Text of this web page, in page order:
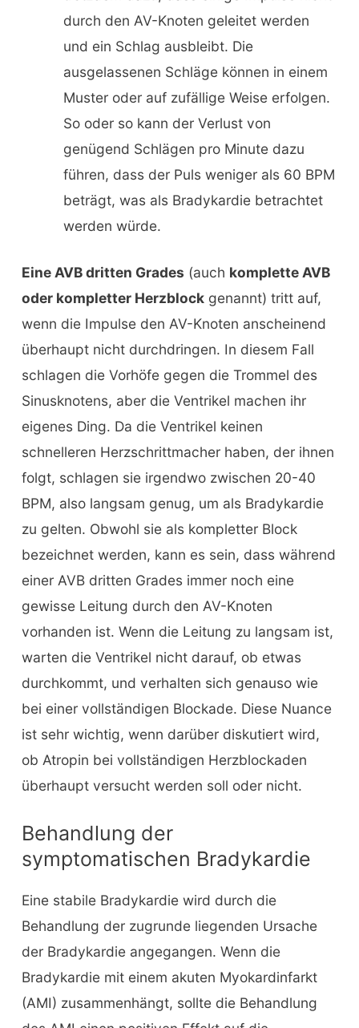
durch den AV-Knoten geleitet werden
und ein Schlag ausbleibt. Die
ausgelassenen Schläge können in einem
Muster oder auf zufällige Weise erfolgen.
So oder so kann der Verlust von
genügend Schlägen pro Minute dazu
führen, dass der Puls weniger als 60 BPM
beträgt, was als Bradykardie betrachtet
werden würde.
Eine AVB dritten Grades (auch komplette AVB
oder kompletter Herzblockgenannt) tritt auf,
wenn die Impulse den AV-Knoten anscheinend
überhaupt nicht durchdringen. In diesem Fall
schlagen die Vorhöfe gegen die Trommel des
Sinusknotens, aber die Ventrikel machen ihr
eigenes Ding. Da die Ventrikel keinen
schnelleren Herzschrittmacher haben, der ihnen
folgt, schlagen sie irgendwo zwischen 20-40
BPM, also langsam genug, um als Bradykardie
zu gelten. Obwohl sie als kompletter Block
bezeichnet werden, kann es sein, dass während
einer AVB dritten Grades immer noch eine
gewisse Leitung durch den AV-Knoten
vorhanden ist. Wenn die Leitung zu langsam ist,
warten die Ventrikel nicht darauf, ob etwas
durchkommt, und verhalten sich genauso wie
bei einer vollständigen Blockade. Diese Nuance
ist sehr wichtig, wenn darüber diskutiert wird,
ob Atropin bei vollständigen Herzblockaden
überhaupt versucht werden soll oder nicht.
Behandlung der
symptomatischen Bradykardie
Eine stabile Bradykardie wird durch die
Behandlung der zugrunde liegenden Ursache
der Bradykardie angegangen. Wenn die
Bradykardie mit einem akuten Myokardinfarkt
(AMI) zusammenhängt, sollte die Behandlung